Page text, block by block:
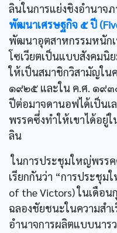
ลินในการแย่งชิงอำนาจ
พัฒนาเศรษฐกิจ ๕ ปี
พัฒนาอุตสาหกรรมหนัก
โซเวียตเป็นแบบสังคม
ให้เป็นสมาชิกวิสามัญใน
๑๙๒๕ และใน ค.ศ. ๑๙๓
ปีต่อมาจดานอฟได้เป็นเ
พรรคซึ่งทำให้เขาได้อยู่
ลิน
ในการประชุมใหญ่พรร
เรียกกันว่า “การประชุม
of the Victors) ในเดือ
ฉลองชัยชนะในความสำ
อำนาจการผลิตแบบนาร